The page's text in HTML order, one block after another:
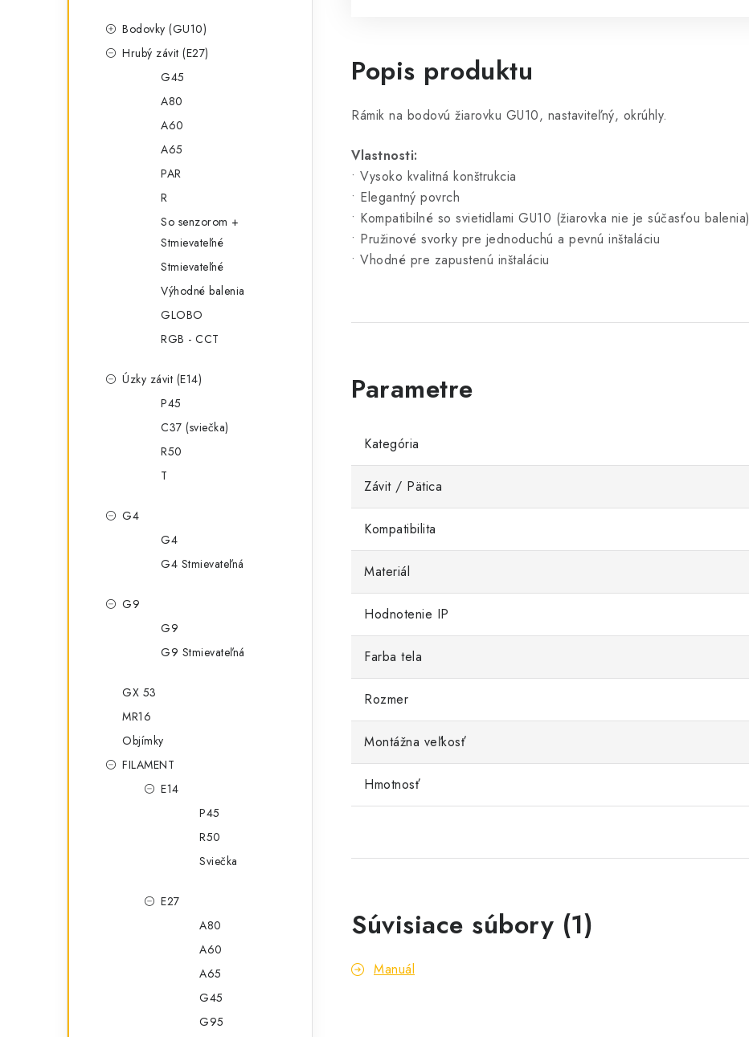
Bodovky (GU10)
Hrubý závit (E27)
G45
A80
A60
A65
PAR
R
So senzorom +
Stmievateľné
Stmievateľné
Výhodné balenia
GLOBO
RGB - CCT
Úzky závit (E14)
P45
C37 (sviečka)
R50
T
G4
G4
G4 Stmievateľná
G9
G9
G9 Stmievateľná
GX 53
MR16
Objímky
FILAMENT
E14
P45
R50
Sviečka
E27
A80
A60
A65
G45
G95
Popis produktu
Rámik na bodovú žiarovku GU10, nastaviteľný, okrúhly.
Vlastnosti:
• Vysoko kvalitná konštrukcia
• Elegantný povrch
• Kompatibilné so svietidlami GU10 (žiarovka nie je súčasťou balenia)
• Pružinové svorky pre jednoduchú a pevnú inštaláciu
• Vhodné pre zapustenú inštaláciu
Kategória
Závit / Pätica
Kompatibilita
Materiál
Hodnotenie IP
Farba tela
Rozmer
Montážna veľkosť
Hmotnosť
Súvisiace súbory (1)
Manuál